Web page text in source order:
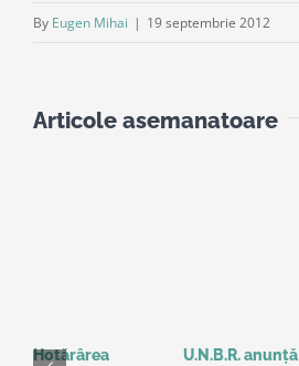
By Eugen Mihai | 19 septembrie 2012
Articole asemanatoare
Hotărârea
U.N.B.R. anunță